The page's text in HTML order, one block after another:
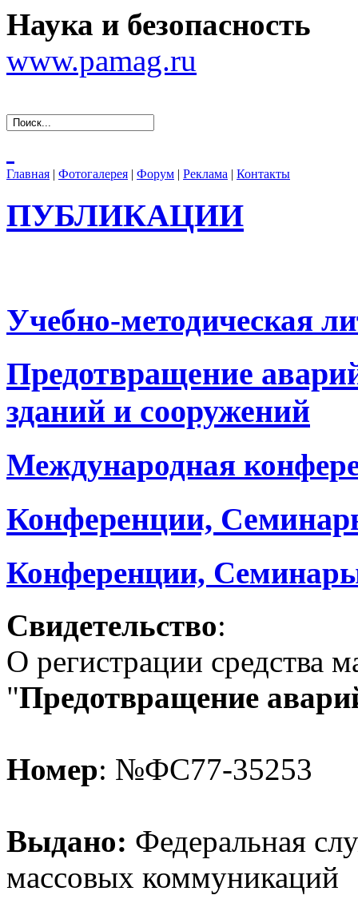
Наука и безопасность
www.pamag.ru
Главная | Фотогалерея | Форум | Реклама | Контакты
ПУБЛИКАЦИИ
Учебно-методическая
Предотвращение
зданий и сооружений
Международная
Конференции,
Конференции,
Свидетельство:
О регистрации средства
"Предотвращение
Номер: №ФС77-35253
Выдано: Федеральная
массовых коммуникаций